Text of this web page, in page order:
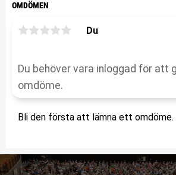
OMDÖMEN
Du
Bli den första att lämna ett omdöme.